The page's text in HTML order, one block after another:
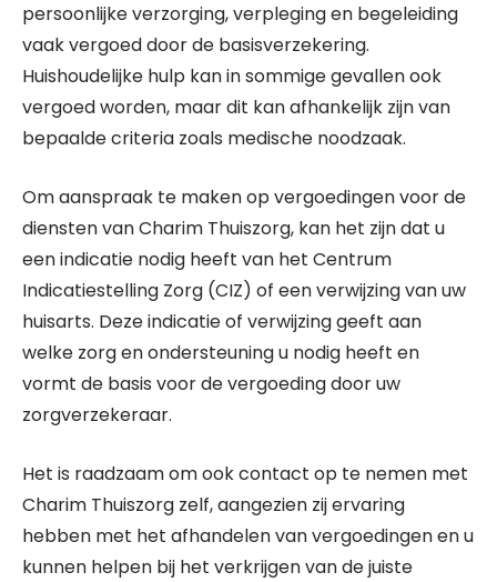
persoonlijke verzorging, verpleging en begeleiding
vaak vergoed door de basisverzekering.
Huishoudelijke hulp kan in sommige gevallen ook
vergoed worden, maar dit kan afhankelijk zijn van
bepaalde criteria zoals medische noodzaak.
Om aanspraak te maken op vergoedingen voor de
diensten van Charim Thuiszorg, kan het zijn dat u
een indicatie nodig heeft van het Centrum
Indicatiestelling Zorg (CIZ) of een verwijzing van uw
huisarts. Deze indicatie of verwijzing geeft aan
welke zorg en ondersteuning u nodig heeft en
vormt de basis voor de vergoeding door uw
zorgverzekeraar.
Het is raadzaam om ook contact op te nemen met
Charim Thuiszorg zelf, aangezien zij ervaring
hebben met het afhandelen van vergoedingen en u
kunnen helpen bij het verkrijgen van de juiste